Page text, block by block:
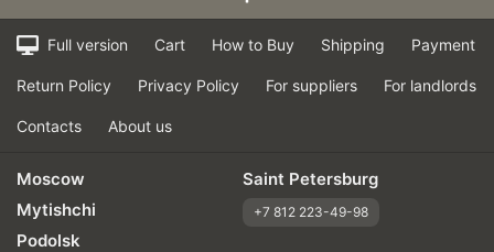
Full version Cart How to Buy Shipping Payment
Return Policy Privacy Policy For suppliers For landlords
Contacts About us
Moscow
Mytishchi
Podolsk
Saint Petersburg
+7 812 223-49-98